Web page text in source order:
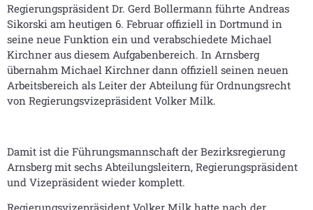
Regierungspräsident Dr. Gerd Bollermann führte Andreas
Sikorski am heutigen 6. Februar offiziell in Dortmund in
seine neue Funktion ein und verabschiedete Michael
Kirchner aus diesem Aufgabenbereich. In Arnsberg
übernahm Michael Kirchner dann offiziell seinen neuen
Arbeitsbereich als Leiter der Abteilung für Ordnungsrecht
von Regierungsvizepräsident Volker Milk.
Damit ist die Führungsmannschaft der Bezirksregierung
Arnsberg mit sechs Abteilungsleitern, Regierungspräsident
und Vizepräsident wieder komplett.
Regierungsvizepräsident Volker Milk hatte nach der